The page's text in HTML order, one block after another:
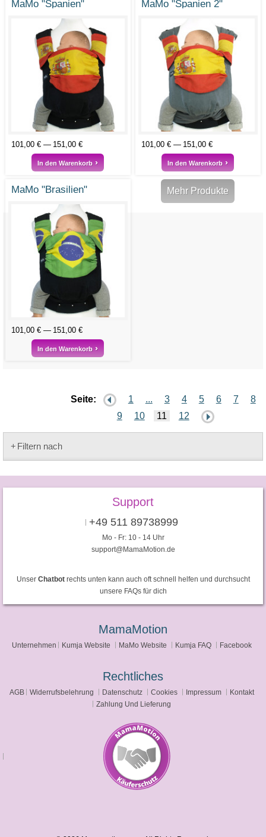
MaMo "Spanien"
101,00 € 151,00 €
In den Warenkorb
MaMo "Spanien 2"
101,00 € 151,00 €
In den Warenkorb
MaMo "Brasilien"
101,00 € 151,00 €
In den Warenkorb
Mehr Produkte
Seite: 1 ... 3 4 5 6 7
8
9
10 11 12
Filtern nach
Support
+49 511 89738999
Mo - Fr: 10 - 14 Uhr
support@MamaMotion.de
Unser Chatbotrechts unten kann auch oft schnell helfen und durchsucht
unsere FAQs für dich
MamaMotion
Unternehmen Kumja Website MaMo Website Kumja FAQ Facebook
Rechtliches
AGB Widerrufsbelehrung Datenschutz Cookies Impressum
Kontakt
Zahlung Und Lieferung